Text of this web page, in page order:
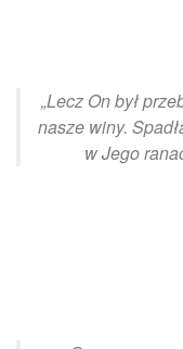
„Lecz On był
nasze winy.
w Jego